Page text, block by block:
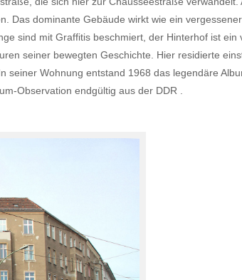
Das dominante Gebäude wirkt wie ein
sind mit Graffitis beschmiert, der Hinterhof ist ein
seiner bewegten Geschichte. Hier residierte
seiner Wohnung entstand 1968 das legendäre
Observation endgültig aus der DDR .